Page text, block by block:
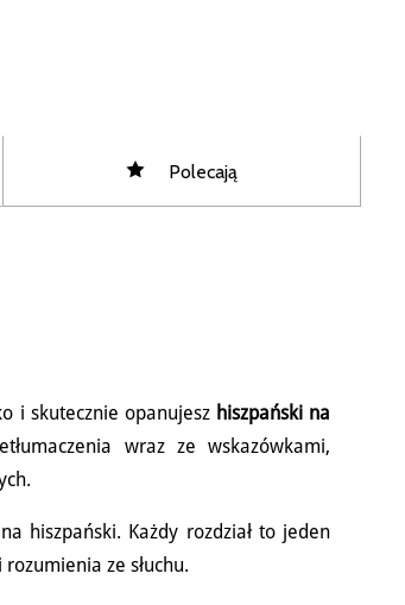
Polecają
i skutecznie opanujesz hiszpański na
wraz ze wskazówkami,
hiszpański. Każdy rozdział to jeden
ze słuchu.